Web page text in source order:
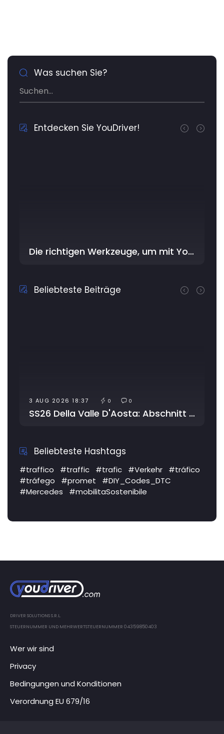
Was suchen Sie?
Entdecken Sie YouDriver!
Die richtigen Werkzeuge, um mit YouDriver im Workshop am besten zu beginnen
Beliebteste Beiträge
3 AUG 2026 18:37 0 0
SS26 Della Valle D'Aosta: Abschnitt wegen Arbeiten gesperrt
Beliebteste Hashtags
#traffico #traffic #trafic #Verkehr
#tráfico
#tráfego
#promet
#DIY_Codes_DTC
#Mercedes
#mobilitaSostenibile
DRIVER SOLUTIONS S.R.L.
STEUERNUMMER UND MEHRWERTSTEUERNUMMER 04359850403
Wer wir sind
Privacy
Bedingungen und Konditionen
Verordnung EU 679/16